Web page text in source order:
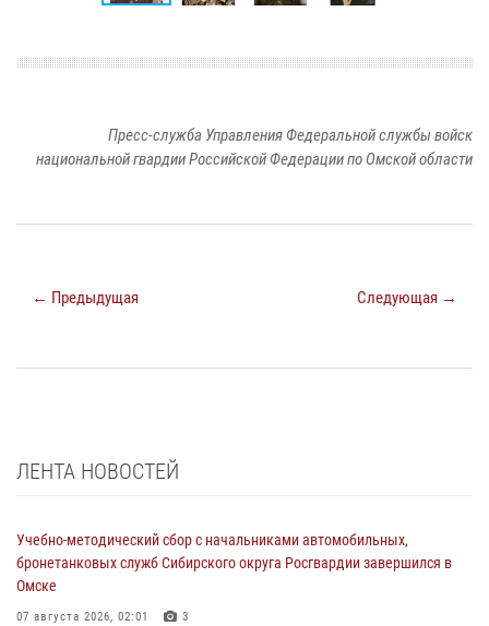
Пресс-служба Управления Федеральной службы войск
национальной гвардии Российской Федерации по Омской области
← Предыдущая Следующая →
ЛЕНТА НОВОСТЕЙ
Учебно-методический сбор с начальниками автомобильных,
бронетанковых служб Сибирского округа Росгвардии завершился в
Омске
07 августа 2026, 02:01 3